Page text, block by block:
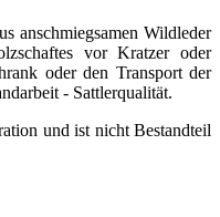
anschmiegsamen Wildleder
vor Kratzer oder
oder den Transport der
- Sattlerqualität.
und ist nicht Bestandteil